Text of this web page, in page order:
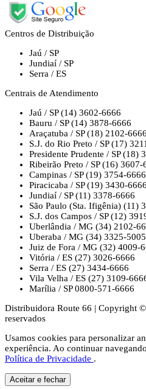
Centros de Distribuição
Jaú / SP
Jundiaí / SP
Serra / ES
Centrais de Atendimento
Jaú / SP (14) 3602-6666
Bauru / SP (14) 3878-6666
Araçatuba / SP (18) 2102-6666
S.J. do Rio Preto / SP (17)
Presidente Prudente / SP (18)
Ribeirão Preto / SP (16) 3607-
Campinas / SP (19) 3754-6666
Piracicaba / SP (19) 3430-6666
Jundiaí / SP (11) 3378-6666
São Paulo (Sta. Ifigênia) (11)
S.J. dos Campos / SP (12)
Uberlândia / MG (34) 2102-
Uberaba / MG (34) 3325-5005
Juiz de Fora / MG (32) 4009-
Vitória / ES (27) 3026-6666
Serra / ES (27) 3434-6666
Vila Velha / ES (27) 3109-
Marília / SP 0800-571-6666
Distribuidora Route 66 | Copyright
reservados
Usamos cookies para personalizar
experiência. Ao continuar
Política de Privacidade .
Aceitar e fechar